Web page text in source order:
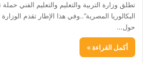
تطلق وزارة التربية والتعليم والتعليم الفني
البكالوريا المصرية”..وفي هذا الإطار تقدم
حول…
أكمل القراءة »